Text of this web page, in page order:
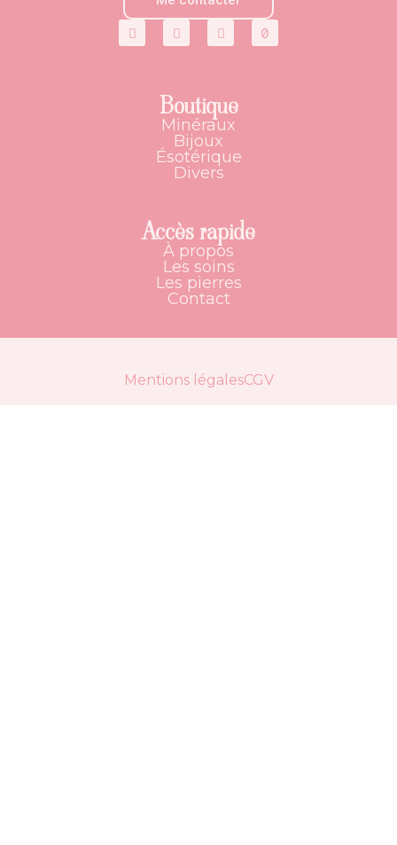
Boutique
Minéraux
Bijoux
Ésotérique
Divers
Accès rapide
À propos
Les soins
Les pierres
Contact
Mentions légalesCGV